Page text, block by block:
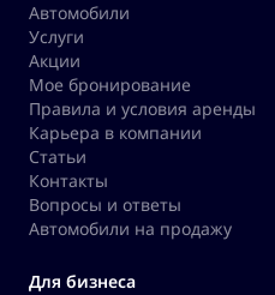
Автомобили
Услуги
Акции
Мое бронирование
Правила и условия аренды
Карьера в компании
Статьи
Контакты
Вопросы и ответы
Автомобили на продажу
Для бизнеса